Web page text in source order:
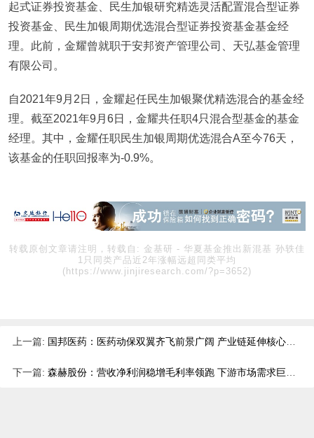
起式证券投资基金、民生加银研究精选灵活配置混合型证券
投资基金、民生加银周期优选混合型证券投资基金基金经
理。此前，金耀曾就职于安邦资产管理公司、天弘基金管理
有限公司。
自2021年9月2日，金耀起任民生加银聚优精选混合的基金经
理。截至2021年9月6日，金耀共任职4只混合型基金的基金
经理。其中，金耀任职民生加银周期优选混合A至今76天，
该基金的任职回报率为-0.9%。
转载原创文章请注明，转载自: 金基研 - 华夏基金推出新混基 孙轶佳
1只同类产品近2年涨幅远超同类平均
(https://www.jinjiresearch.com/?p=3652)
上一篇: 国邦医药：医药动保双翼齐飞前景广阔 产业链延伸核心竞争力不断提升
下一篇: 森赫股份：营收净利润稳增毛利率领跑 下游市场需求巨大发展空间广阔